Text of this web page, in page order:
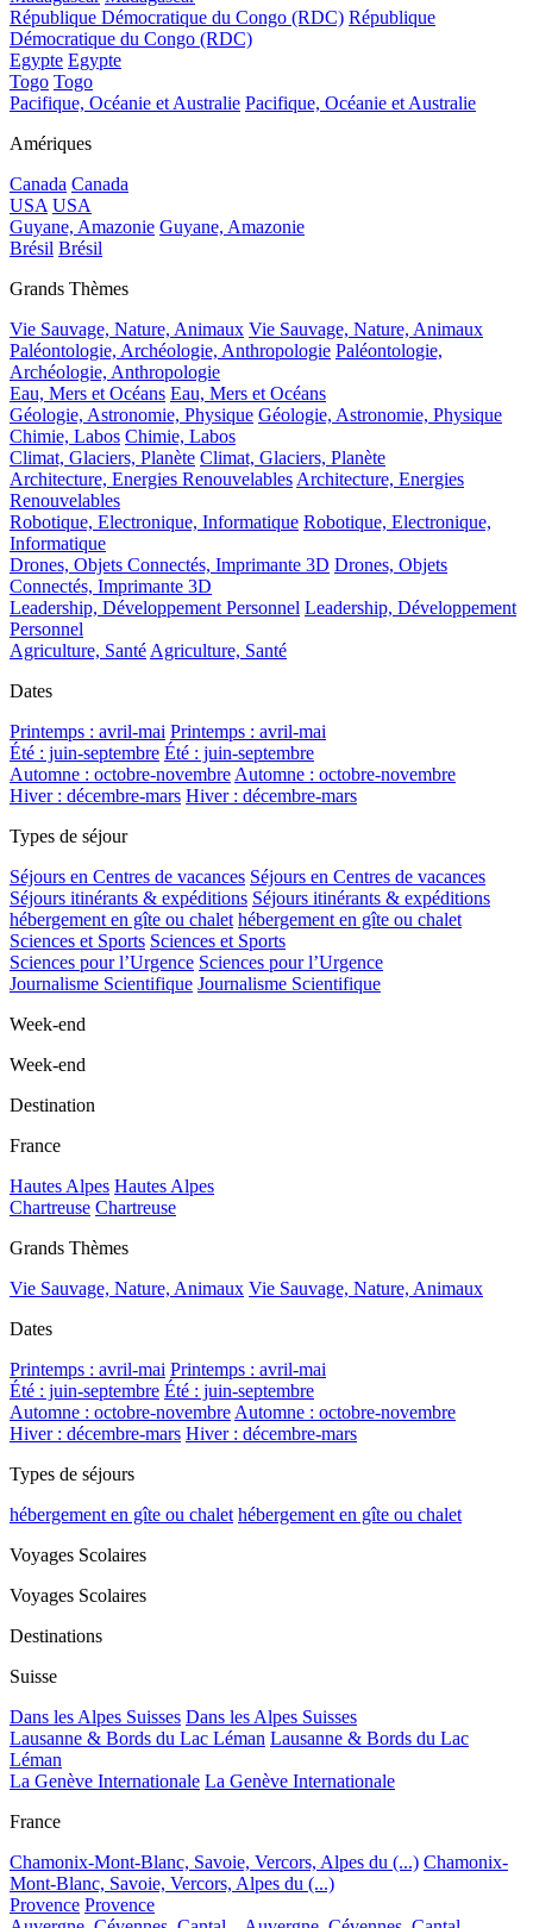
République Démocratique du Congo (RDC) République
Démocratique du Congo (RDC)
Egypte Egypte
Togo Togo
Pacifique, Océanie et Australie Pacifique, Océanie et Australie
Amériques
Canada Canada
USA USA
Guyane, Amazonie Guyane, Amazonie
Brésil Brésil
Grands Thèmes
Vie Sauvage, Nature, Animaux Vie Sauvage, Nature, Animaux
Paléontologie, Archéologie, Anthropologie Paléontologie,
Archéologie, Anthropologie
Eau, Mers et Océans Eau, Mers et Océans
Géologie, Astronomie, Physique Géologie, Astronomie, Physique
Chimie, Labos Chimie, Labos
Climat, Glaciers, Planète Climat, Glaciers, Planète
Architecture, Energies RenouvelablesArchitecture, Energies
Renouvelables
Robotique, Electronique, Informatique Robotique, Electronique,
Informatique
Drones, Objets Connectés, Imprimante 3D Drones, Objets
Connectés, Imprimante 3D
Leadership, Développement Personnel Leadership, Développement
Personnel
Agriculture, SantéAgriculture, Santé
Dates
Printemps : avril-mai Printemps : avril-mai
Été : juin-septembre Été : juin-septembre
Automne : octobre-novembreAutomne : octobre-novembre
Hiver : décembre-mars Hiver : décembre-mars
Types de séjour
Séjours en Centres de vacances Séjours en Centres de vacances
Séjours itinérants & expéditions Séjours itinérants & expéditions
hébergement en gîte ou chalet hébergement en gîte ou chalet
Sciences et Sports Sciences et Sports
Sciences pour l’Urgence Sciences pour l’Urgence
Journalisme Scientifique Journalisme Scientifique
Week-end
Week-end
Destination
France
Hautes Alpes Hautes Alpes
Chartreuse Chartreuse
Grands Thèmes
Vie Sauvage, Nature, Animaux Vie Sauvage, Nature, Animaux
Dates
Printemps : avril-mai Printemps : avril-mai
Été : juin-septembre Été : juin-septembre
Automne : octobre-novembreAutomne : octobre-novembre
Hiver : décembre-mars Hiver : décembre-mars
Types de séjours
hébergement en gîte ou chalet hébergement en gîte ou chalet
Voyages Scolaires
Voyages Scolaires
Destinations
Suisse
Dans les Alpes Suisses Dans les Alpes Suisses
Lausanne & Bords du Lac Léman Lausanne & Bords du Lac
Léman
La Genève Internationale La Genève Internationale
France
Chamonix-Mont-Blanc, Savoie, Vercors, Alpes du (...) Chamonix-
Mont-Blanc, Savoie, Vercors, Alpes du (...)
Provence Provence